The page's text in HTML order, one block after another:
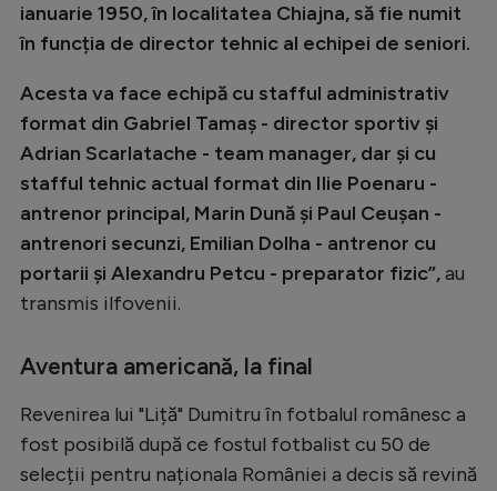
ianuarie 1950, în localitatea Chiajna, să fie numit
în funcția de director tehnic al echipei de seniori.
Acesta va face echipă cu stafful administrativ
format din Gabriel Tamaș - director sportiv și
Adrian Scarlatache - team manager, dar și cu
stafful tehnic actual format din Ilie Poenaru -
antrenor principal, Marin Dună și Paul Ceușan -
antrenori secunzi, Emilian Dolha - antrenor cu
portarii și Alexandru Petcu - preparator fizic”,au
transmis ilfovenii.
Aventura americană, la final
Revenirea lui "Liță" Dumitru în fotbalul românesc a
fost posibilă după ce fostul fotbalist cu 50 de
selecții pentru naționala României a decis să revină